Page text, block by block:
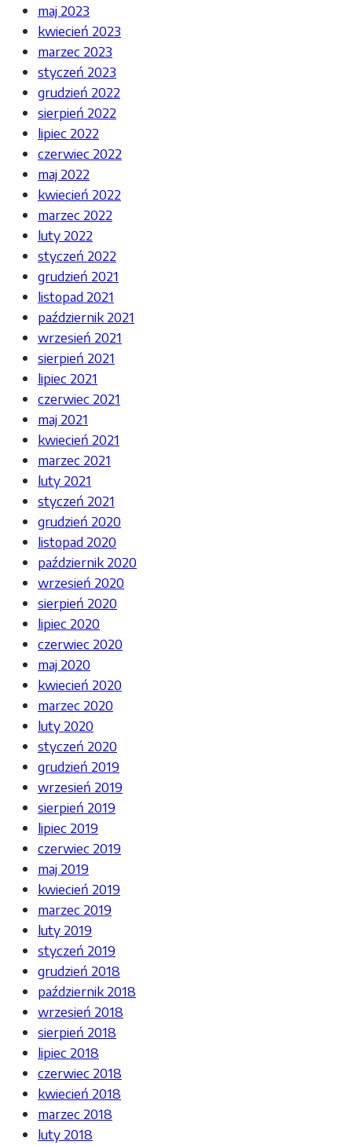
maj 2023
kwiecień 2023
marzec 2023
styczeń 2023
grudzień 2022
sierpień 2022
lipiec 2022
czerwiec 2022
maj 2022
kwiecień 2022
marzec 2022
luty 2022
styczeń 2022
grudzień 2021
listopad 2021
październik 2021
wrzesień 2021
sierpień 2021
lipiec 2021
czerwiec 2021
maj 2021
kwiecień 2021
marzec 2021
luty 2021
styczeń 2021
grudzień 2020
listopad 2020
październik 2020
wrzesień 2020
sierpień 2020
lipiec 2020
czerwiec 2020
maj 2020
kwiecień 2020
marzec 2020
luty 2020
styczeń 2020
grudzień 2019
wrzesień 2019
sierpień 2019
lipiec 2019
czerwiec 2019
maj 2019
kwiecień 2019
marzec 2019
luty 2019
styczeń 2019
grudzień 2018
październik 2018
wrzesień 2018
sierpień 2018
lipiec 2018
czerwiec 2018
kwiecień 2018
marzec 2018
luty 2018